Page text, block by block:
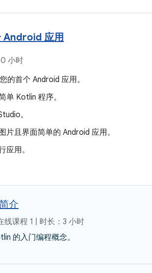
Android 应用
小时
的首个 Android 应用。
单 Kotlin 程序。
。
片且界面简单的 Android 应用。
应用。
介
线课程 1 | 时长：3 小时
的入门编程概念。